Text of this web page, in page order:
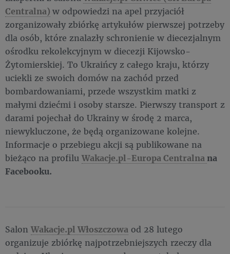
Centralna) w odpowiedzi na apel przyjaciół
zorganizowały zbiórkę artykułów pierwszej potrzeby
dla osób, które znalazły schronienie w diecezjalnym
ośrodku rekolekcyjnym w diecezji Kijowsko-
Żytomierskiej. To Ukraińcy z całego kraju, którzy
uciekli ze swoich domów na zachód przed
bombardowaniami, przede wszystkim matki z
małymi dziećmi i osoby starsze. Pierwszy transport z
darami pojechał do Ukrainy w środę 2 marca,
niewykluczone, że będą organizowane kolejne.
Informacje o przebiegu akcji są publikowane na
bieżąco na profilu Wakacje.pl-Europa Centralna na
Facebooku.
Salon Wakacje.pl Włoszczowa od 28 lutego
organizuje zbiórkę najpotrzebniejszych rzeczy dla